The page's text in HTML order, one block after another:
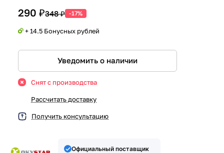
290 ₽348 ₽ -17%
+ 14.5 Бонусных рублей
Уведомить о наличии
Снят с производства
Рассчитать доставку
Получить консультацию
Официальный поставщик